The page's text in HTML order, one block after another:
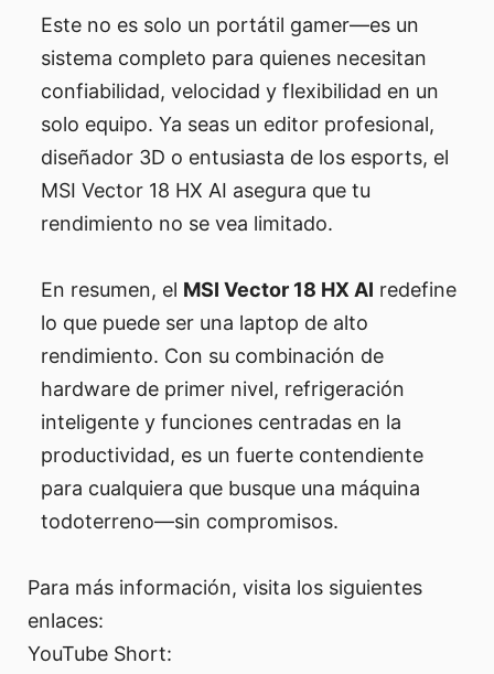
Este no es solo un portátil gamer—es un
sistema completo para quienes necesitan
confiabilidad, velocidad y flexibilidad en un
solo equipo. Ya seas un editor profesional,
diseñador 3D o entusiasta de los esports, el
MSI Vector 18 HX AI asegura que tu
rendimiento no se vea limitado.
En resumen, el MSI Vector 18 HX AI redefine
lo que puede ser una laptop de alto
rendimiento. Con su combinación de
hardware de primer nivel, refrigeración
inteligente y funciones centradas en la
productividad, es un fuerte contendiente
para cualquiera que busque una máquina
todoterreno—sin compromisos.
Para más información, visita los siguientes
enlaces:
YouTube Short: